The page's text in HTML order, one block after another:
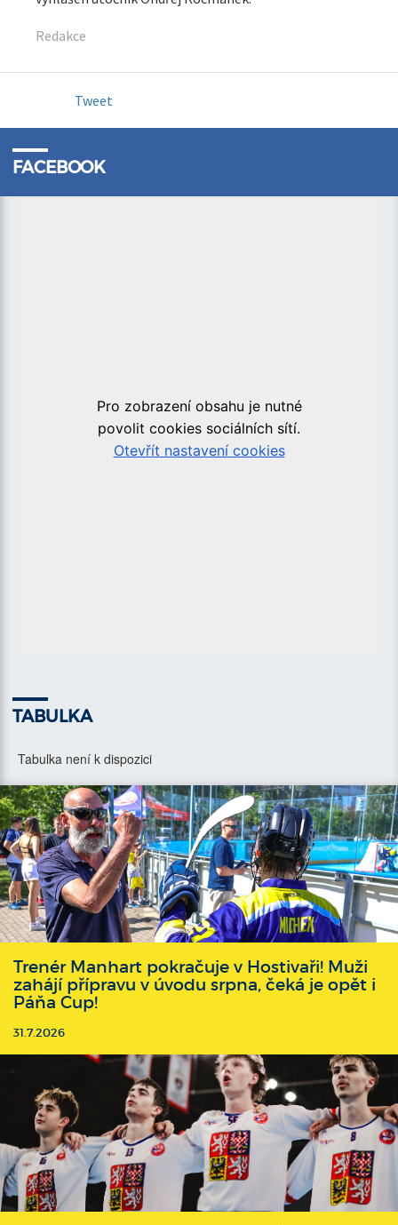
Redakce
Tweet
FACEBOOK
TABULKA
Tabulka není k dispozici
Trenér Manhart pokračuje v Hostivaři! Muži
zahájí přípravu v úvodu srpna, čeká je opět i
Páňa Cup!
31.7.2026